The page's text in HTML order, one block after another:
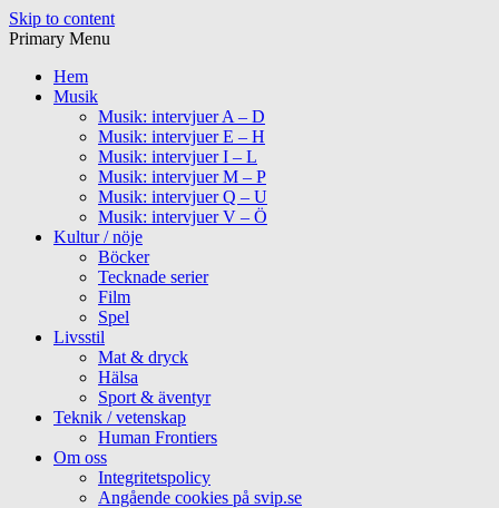
Skip to content
Primary Menu
Hem
Musik
Musik: intervjuer A – D
Musik: intervjuer E – H
Musik: intervjuer I – L
Musik: intervjuer M – P
Musik: intervjuer Q – U
Musik: intervjuer V – Ö
Kultur / nöje
Böcker
Tecknade serier
Film
Spel
Livsstil
Mat & dryck
Hälsa
Sport & äventyr
Teknik / vetenskap
Human Frontiers
Om oss
Integritetspolicy
Angående cookies på svip.se